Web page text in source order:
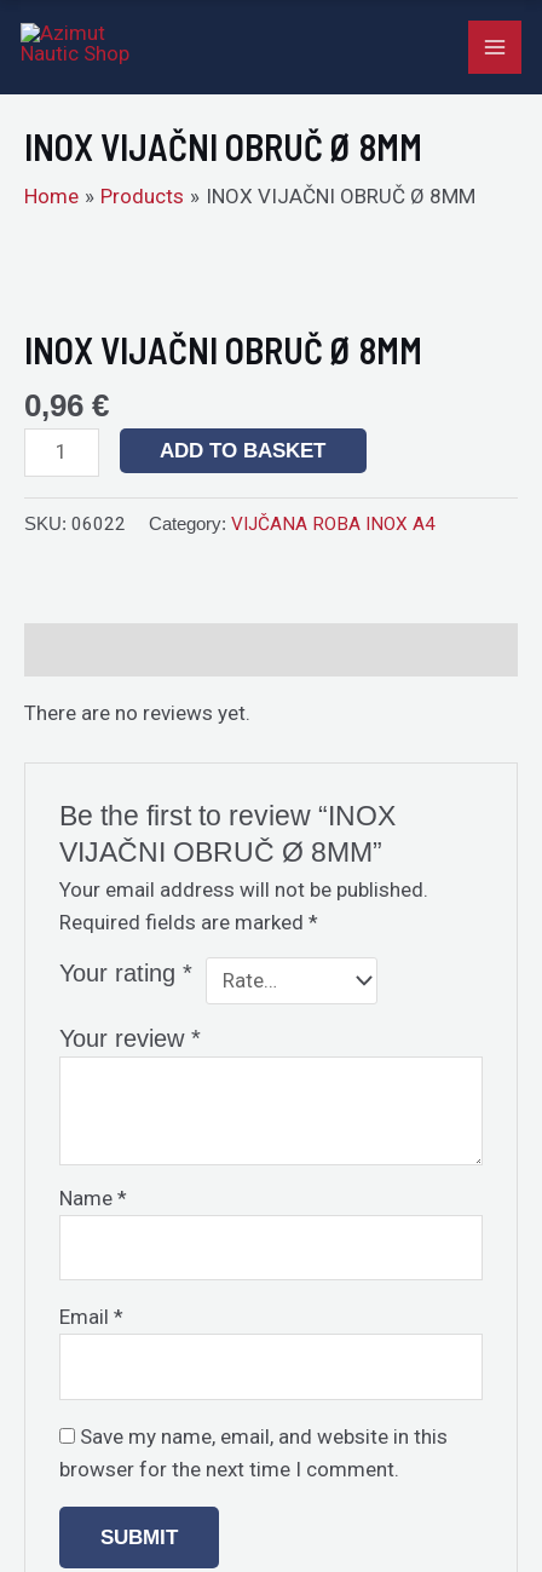
INOX VIJAČNI OBRUČ Ø 8MM
Home Products INOX VIJAČNI OBRUČ Ø 8MM
INOX VIJAČNI OBRUČ Ø 8MM
0,96 €
OBRUČ
Ø
8MM
quantity
ADD TO BASKET
SKU: 06022 Category: VIJČANA ROBA INOX A4
There are no reviews yet.
Be the first to review “INOX
VIJAČNI OBRUČ Ø 8MM”
Your email address will not be published.
Required fields are marked*
Your rating*
Your review*
Name*
Email*
Save my name, email, and website in this
browser for the next time I comment.
Ø